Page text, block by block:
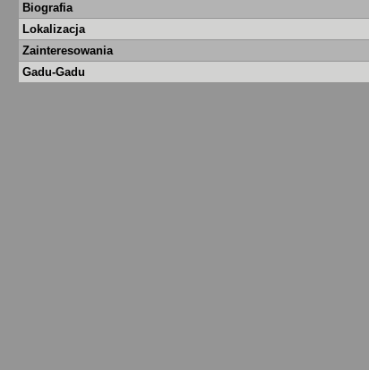
Biografia
Lokalizacja
Zainteresowania
Gadu-Gadu